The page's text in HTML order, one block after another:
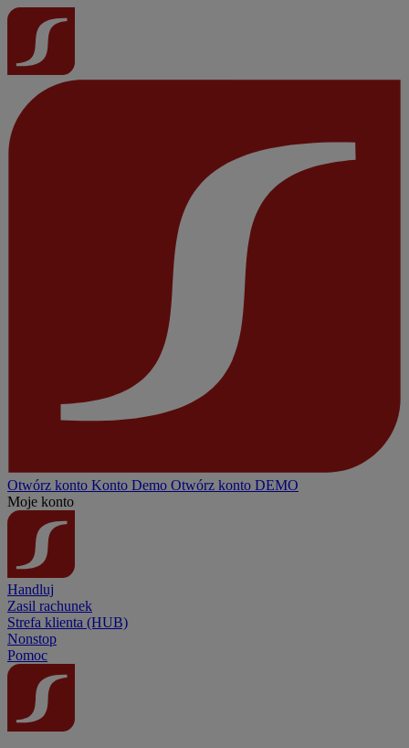
Otwórz konto Konto Demo Otwórz konto DEMO
Moje konto
Handluj
Zasil rachunek
Strefa klienta (HUB)
Nonstop
Pomoc